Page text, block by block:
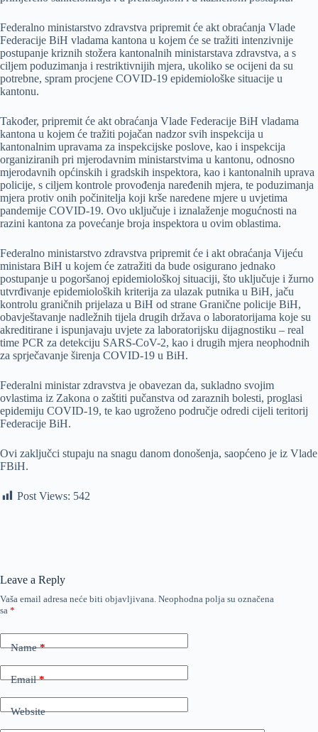
Federalno ministarstvo zdravstva pripremit će akt obraćanja Vlade
Federacije BiH vladama kantona u kojem će se tražiti intenzivnije
postupanje kriznih stožera kantonalnih ministarstava zdravstva, a s
ciljem poduzimanja i restriktivnijih mjera, ukoliko se ocijeni da su
potrebne, spram procjene COVID-19 epidemiološke situacije u
kantonu.
Također, pripremit će akt obraćanja Vlade Federacije BiH vladama
kantona u kojem će tražiti pojačan nadzor svih inspekcija u
kantonalnim upravama za inspekcijske poslove, kao i inspekcija
organiziranih pri mjerodavnim ministarstvima u kantonu, odnosno
mjerodavnih općinskih i gradskih inspektora, kao i kantonalnih uprava
policije, s ciljem kontrole provođenja naređenih mjera, te poduzimanja
mjera protiv onih počinitelja koji krše naredene mjere u uvjetima
pandemije COVID-19. Ovo uključuje i iznalaženje mogućnosti na
razini kantona za povećanje broja inspektora u ovim oblastima.
Federalno ministarstvo zdravstva pripremit će i akt obraćanja Vijeću
ministara BiH u kojem će zatražiti da bude osigurano jednako
postupanje u pogoršanoj epidemiološkoj situaciji, što uključuje i žurno
utvrđivanje epidemioloških kriterija za ulazak putnika u BiH, jaču
kontrolu graničnih prijelaza u BiH od strane Granične policije BiH,
obavještavanje nadležnih tijela drugih država o laboratorijama koje su
akreditirane i ispunjavaju uvjete za laboratorijsku dijagnostiku – real
time PCR za detekciju SARS-CoV-2, kao i drugih mjera neophodnih
za sprječavanje širenja COVID-19 u BiH.
Federalni ministar zdravstva je obavezan da, sukladno svojim
ovlastima iz Zakona o zaštiti pučanstva od zaraznih bolesti, proglasi
epidemiju COVID-19, te kao ugroženo područje odredi cijeli teritorij
Federacije BiH.
Ovi zaključci stupaju na snagu danom donošenja, saopćeno je iz Vlade
FBiH.
Post Views: 542
Leave a Reply
Vaša email adresa neće biti objavljivana. Neophodna polja su označena
sa *
Name*
Email*
Website